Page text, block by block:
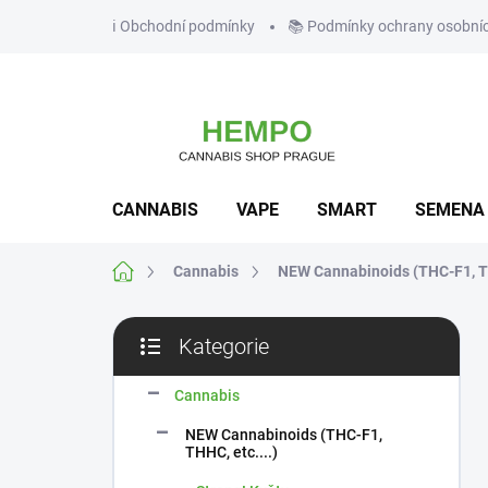
ℹ️ Obchodní podmínky 📚 Podmínky ochrany
CANNABIS VAPE SMART
Domů Cannabis NEW Cannabinoids (THC-F1,
P
s
kategorie
Kategorie
Cannabis
NEW Cannabinoids (THC-F1,
THHC, etc....)